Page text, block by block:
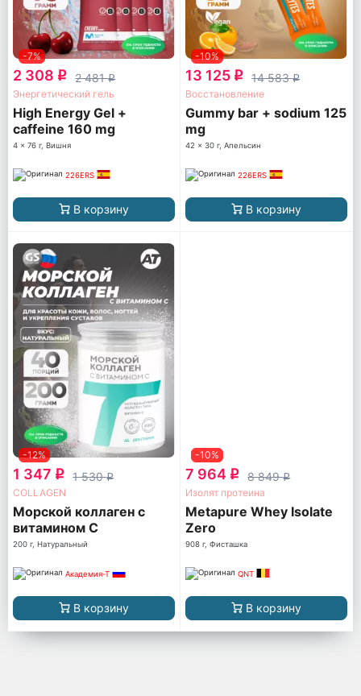
-7%
2 308 q 2 481q
Энергетический гель
High Energy Gel +
caffeine 160 mg
4 x 76 г, Вишня
226ERS
В корзину
-10%
13 125 q 14 583q
Восстановление
Gummy bar + sodium 125
mg
42 x 30 г, Апельсин
226ERS
В корзину
-12%
1 347 q 1 530q
COLLAGEN
Морской коллаген с
витамином C
200 г, Натуральный
Академия-Т
В корзину
-10%
7 964 q 8 849q
Изолят протеина
Metapure Whey Isolate
Zero
908 г, Фисташка
QNT
В корзину